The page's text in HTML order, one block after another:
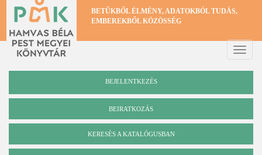
Ugrás
tartalomra
BETŰKBŐL ÉLMÉNY, ADATOKBÓL TUDÁS,
EMBEREKBŐL KÖZÖSSÉG
Toggle
BEJELENTKEZÉS
BEIRATKOZÁS
Katalógus
KERESÉS A KATALÓGUSBAN